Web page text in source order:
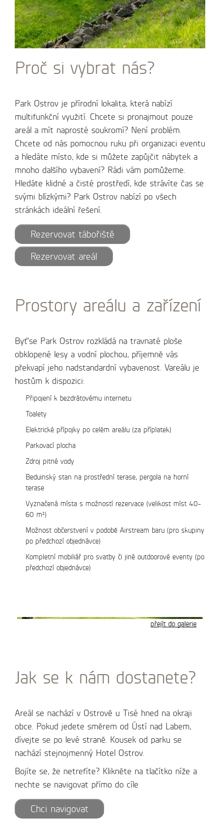
Proč si vybrat nás?
Park Ostrov je přírodní lokalita, která nabízí
multifunkční využití. Chcete si pronajmout pouze
areál a mít naprosté soukromí? Není problém.
Chcete od nás pomocnou ruku při organizaci eventu
a hledáte místo, kde si můžete zapůjčit nábytek a
mnoho dalšího vybavení? Rádi vám pomůžeme.
Hledáte klidné a čisté prostředí, kde strávíte čas se
svými blízkými? Park Ostrov nabízí po všech
stránkách ideální řešení.
Rezervovat tábořiště
Rezervovat areál
Prostory areálu a zařízení
Byť'se Park Ostrov rozkládá na travnaté ploše
obklopené lesy a vodní plochou, příjemně vás
překvapí jeho nadstandardní vybavenost. Vareálu je
hostům k dispozici:
Připojení k bezdrátovému internetu
Toalety
Elektrické přípojky po celém areálu (za příplatek)
Parkovací plocha
Zdroj pitné vody
Beduinský stan na prostřední terase, pergola na horní
terase
Vyznačená místa s možností rezervace (velikost míst 40-
60 m²)
Možnost občerstvení v podobě Airstream baru (pro skupiny
po předchozí objednávce)
Kompletní mobiliář pro svatby či jiné outdoorové eventy (po
předchozí objednávce)
Jak se k nám dostanete?
Areál se nachází v Ostrově u Tisé hned na okraji
obce. Pokud jedete směrem od Ústí nad Labem,
dívejte se po levé straně. Kousek od parku se
nachází stejnojmenný Hotel Ostrov.
Bojíte se, že netrefíte? Klikněte na tlačítko níže a
nechte se navigovat přímo do cíle
Chci navigovat